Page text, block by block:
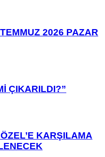
2026 PAZAR
ÇIKARILDI?”
KARŞILAMA